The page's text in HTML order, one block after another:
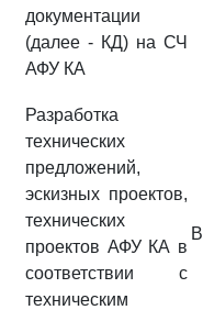
документации
(далее - КД) на СЧ
АФУ КА
Разработка
технических
предложений,
эскизных проектов,
технических
проектов АФУ КА в
соответствии с
техническим